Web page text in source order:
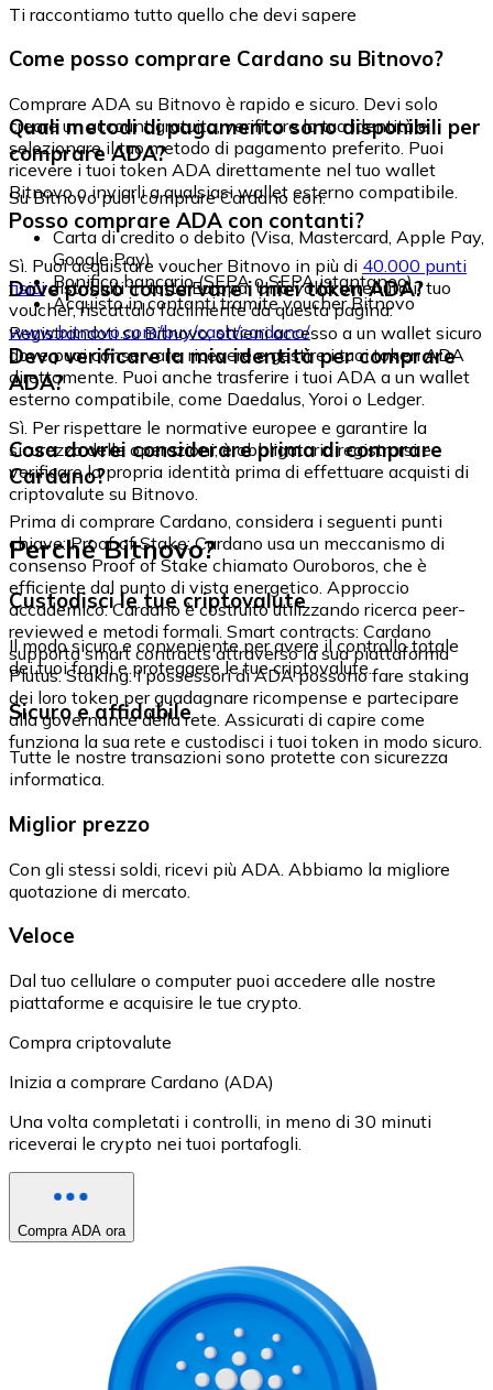
Ti raccontiamo tutto quello che devi sapere
Come posso comprare Cardano su Bitnovo?
Comprare ADA su Bitnovo è rapido e sicuro. Devi solo
creare un account gratuito, verificare la tua identità e
selezionare il tuo metodo di pagamento preferito. Puoi
ricevere i tuoi token ADA direttamente nel tuo wallet
Bitnovo o inviarli a qualsiasi wallet esterno compatibile.
Quali metodi di pagamento sono disponibili per
comprare ADA?
Su Bitnovo puoi comprare Cardano con:
Carta di credito o debito (Visa, Mastercard, Apple Pay,
Google Pay)
Bonifico bancario (SEPA o SEPA istantaneo)
Acquisto in contanti tramite voucher Bitnovo
Posso comprare ADA con contanti?
Sì. Puoi acquistare voucher Bitnovo in più di 40.000 punti
fisicidistribuiti in tutta Europa. Una volta ottenuto il tuo
voucher, riscattalo facilmente da questa pagina:
www.bitnovo.com/buy/cash/cardano/
Dove posso conservare i miei token ADA?
Registrandoti su Bitnovo, ottieni accesso a un wallet sicuro
dove puoi conservare, ricevere e gestire i tuoi token ADA
direttamente. Puoi anche trasferire i tuoi ADA a un wallet
esterno compatibile, come Daedalus, Yoroi o Ledger.
Devo verificare la mia identità per comprare
ADA?
Sì. Per rispettare le normative europee e garantire la
sicurezza delle operazioni, è obbligatorio registrarsi e
verificare la propria identità prima di effettuare acquisti di
criptovalute su Bitnovo.
Cosa dovrei considerare prima di comprare
Cardano?
Prima di comprare Cardano, considera i seguenti punti
chiave: Proof of Stake: Cardano usa un meccanismo di
consenso Proof of Stake chiamato Ouroboros, che è
efficiente dal punto di vista energetico. Approccio
accademico: Cardano è costruito utilizzando ricerca peer-
reviewed e metodi formali. Smart contracts: Cardano
supporta smart contracts attraverso la sua piattaforma
Plutus. Staking: I possessori di ADA possono fare staking
dei loro token per guadagnare ricompense e partecipare
alla governance della rete. Assicurati di capire come
funziona la sua rete e custodisci i tuoi token in modo sicuro.
Perché Bitnovo?
Custodisci le tue criptovalute
Il modo sicuro e conveniente per avere il controllo totale
dei tuoi fondi e proteggere le tue criptovalute.
Sicuro e affidabile
Tutte le nostre transazioni sono protette con sicurezza
informatica.
Miglior prezzo
Con gli stessi soldi, ricevi più ADA. Abbiamo la migliore
quotazione di mercato.
Veloce
Dal tuo cellulare o computer puoi accedere alle nostre
piattaforme e acquisire le tue crypto.
Compra criptovalute
Inizia a comprare Cardano (ADA)
Una volta completati i controlli, in meno di 30 minuti
riceverai le crypto nei tuoi portafogli.
Compra ADA ora